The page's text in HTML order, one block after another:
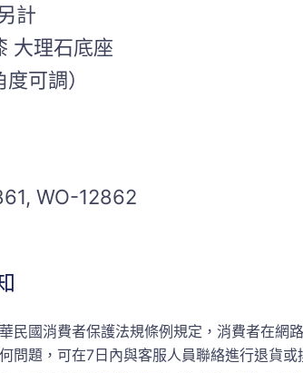
計
大理石底座
度可調）
WO-12862
民國消費者保護法規條例規定，消費者在網
問題，可在7日內與客服人員聯絡進行退貨或